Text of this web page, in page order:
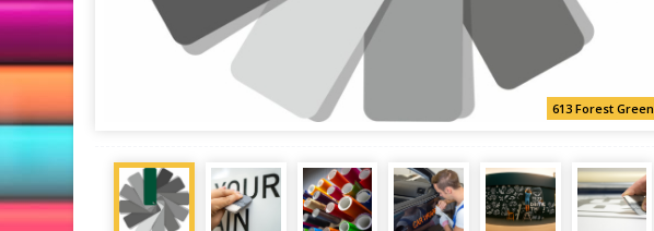
613 Forest Green